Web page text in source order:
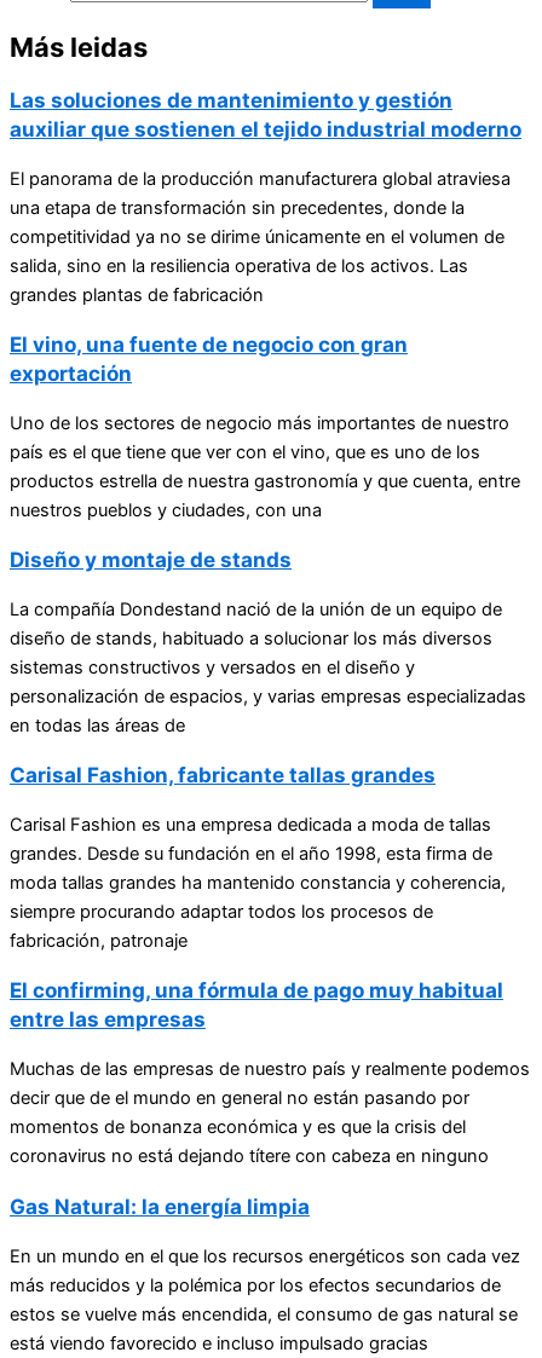
Más leidas
Las soluciones de mantenimiento y gestión
auxiliar que sostienen el tejido industrial moderno
El panorama de la producción manufacturera global atraviesa
una etapa de transformación sin precedentes, donde la
competitividad ya no se dirime únicamente en el volumen de
salida, sino en la resiliencia operativa de los activos. Las
grandes plantas de fabricación
El vino, una fuente de negocio con gran
exportación
Uno de los sectores de negocio más importantes de nuestro
país es el que tiene que ver con el vino, que es uno de los
productos estrella de nuestra gastronomía y que cuenta, entre
nuestros pueblos y ciudades, con una
Diseño y montaje de stands
La compañía Dondestand nació de la unión de un equipo de
diseño de stands, habituado a solucionar los más diversos
sistemas constructivos y versados en el diseño y
personalización de espacios, y varias empresas especializadas
en todas las áreas de
Carisal Fashion, fabricante tallas grandes
Carisal Fashion es una empresa dedicada a moda de tallas
grandes. Desde su fundación en el año 1998, esta firma de
moda tallas grandes ha mantenido constancia y coherencia,
siempre procurando adaptar todos los procesos de
fabricación, patronaje
El confirming, una fórmula de pago muy habitual
entre las empresas
Muchas de las empresas de nuestro país y realmente podemos
decir que de el mundo en general no están pasando por
momentos de bonanza económica y es que la crisis del
coronavirus no está dejando títere con cabeza en ninguno
Gas Natural: la energía limpia
En un mundo en el que los recursos energéticos son cada vez
más reducidos y la polémica por los efectos secundarios de
estos se vuelve más encendida, el consumo de gas natural se
está viendo favorecido e incluso impulsado gracias